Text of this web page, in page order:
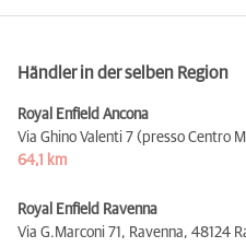
Händler in der selben Region
Royal Enfield Ancona
Via Ghino Valenti 7 (presso Centro
64,1 km
Royal Enfield Ravenna
Via G.Marconi 71, Ravenna, 48124